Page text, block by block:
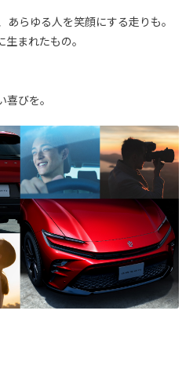
らゆる人を笑顔にする走りも。
まれたもの。
びを。